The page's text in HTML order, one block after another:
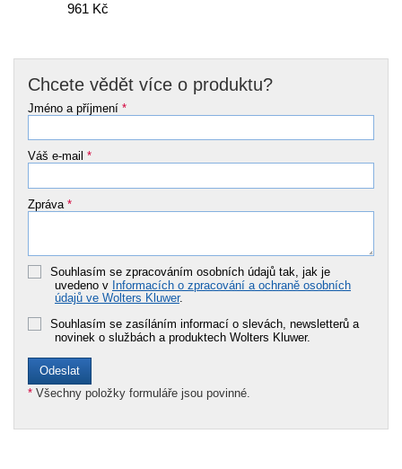
961 Kč
Chcete vědět více o produktu?
Jméno a příjmení *
Váš e-mail *
Zpráva *
Souhlasím se zpracováním osobních údajů tak, jak je
uvedeno v Informacích o zpracování a ochraně osobních
údajů ve Wolters Kluwer.
Souhlasím se zasíláním informací o slevách, newsletterů a
novinek o službách a produktech Wolters Kluwer.
* Všechny položky formuláře jsou povinné.